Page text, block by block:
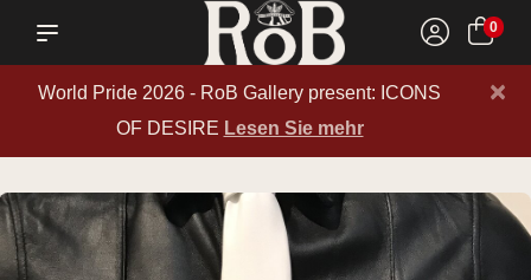
0
World Pride 2026 - RoB Gallery present: ICONS
OF DESIRE Lesen Sie mehr
×